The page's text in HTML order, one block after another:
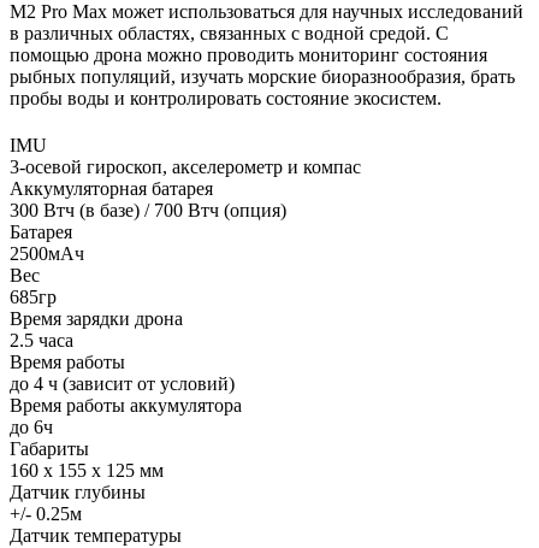
M2 Pro Max может использоваться для научных исследований
в различных областях, связанных с водной средой. С
помощью дрона можно проводить мониторинг состояния
рыбных популяций, изучать морские биоразнообразия, брать
пробы воды и контролировать состояние экосистем.
IMU
3-осевой гироскоп, акселерометр и компас
Аккумуляторная батарея
300 Втч (в базе) / 700 Втч (опция)
Батарея
2500мАч
Вес
685гр
Время зарядки дрона
2.5 часа
Время работы
до 4 ч (зависит от условий)
Время работы аккумулятора
до 6ч
Габариты
160 x 155 x 125 мм
Датчик глубины
+/- 0.25м
Датчик температуры